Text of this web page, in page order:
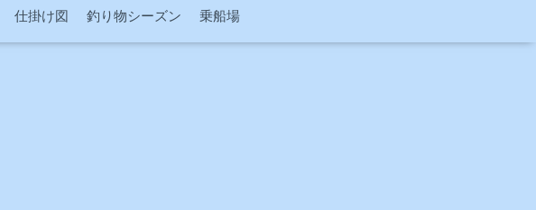
仕掛け図 釣り物シーズン 乗船場